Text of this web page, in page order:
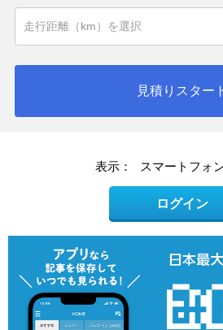
見積りスター
表示： スマートフォ
ログイン